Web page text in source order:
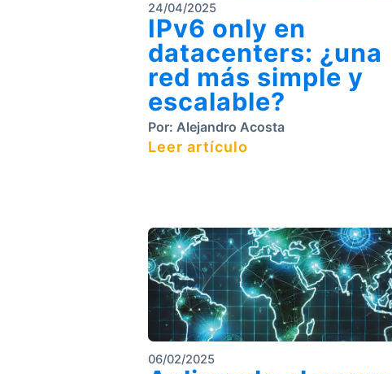
24/04/2025
IPv6 only en
datacenters: ¿una
red más simple y
escalable?
Por: Alejandro Acosta
Leer artículo
06/02/2025